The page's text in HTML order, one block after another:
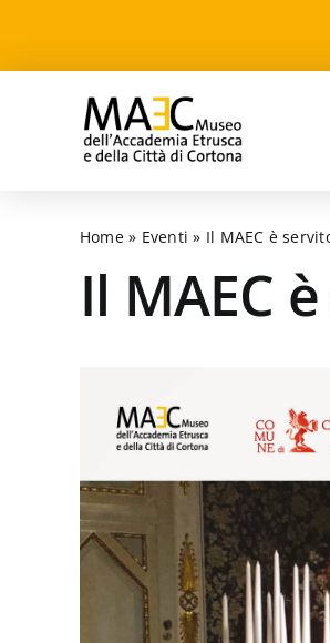
content
Home» Eventi » Il MAEC è
Il MAEC